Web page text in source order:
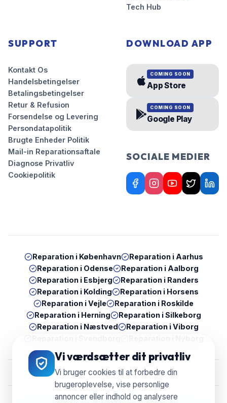
Vi værdsætter dit privatliv
Vi bruger cookies til at forbedre din
brugeroplevelse, vise personlige
annoncer eller indhold og analysere
Tech Hub
SUPPORT
Kontakt Os
Handelsbetingelser
Betalingsbetingelser
Retur & Refusion
Forsendelse og Levering
Persondatapolitik
Brugte Enheder Politik
Mail-in Reparationsaftale
Diagnose Privatliv
Cookiepolitik
DOWNLOAD APP
COMING SOON
App Store
COMING SOON
Google Play
SOCIALE MEDIER
Reparation i København Reparation i Aarhus
Reparation i Odense Reparation i Aalborg
Reparation i Esbjerg Reparation i Randers
Reparation i Kolding Reparation i Horsens
Reparation iVejle Reparation i Roskilde
Reparation i Herning Reparation i Silkeborg
Reparation i Næstved Reparation i Viborg